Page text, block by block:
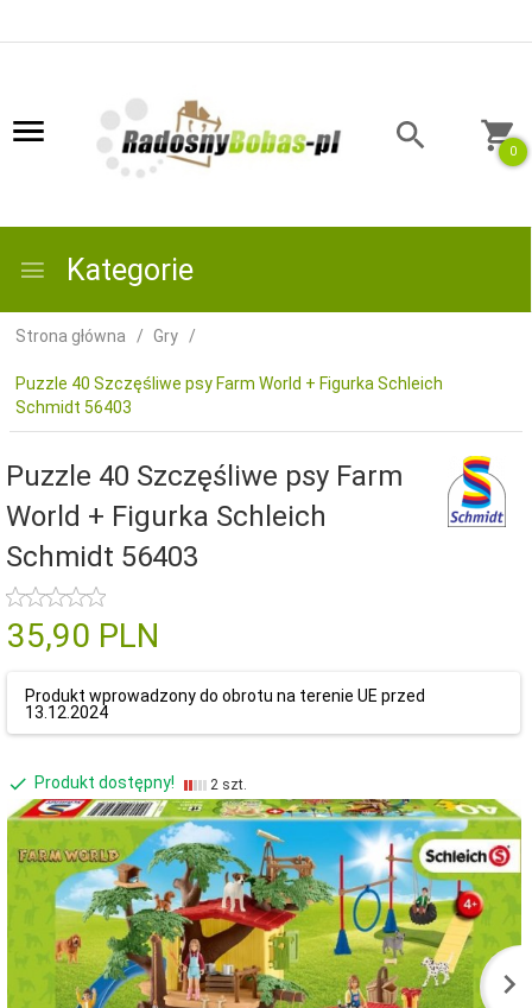
0
Kategorie
Strona główna Gry
Puzzle 40 Szczęśliwe psy Farm World + Figurka Schleich
Schmidt 56403
Puzzle 40 Szczęśliwe psy Farm
World + Figurka Schleich
Schmidt 56403
35,90 PLN
Produkt wprowadzony do obrotu na terenie UE przed
13.12.2024
Produkt dostępny! 2 szt.